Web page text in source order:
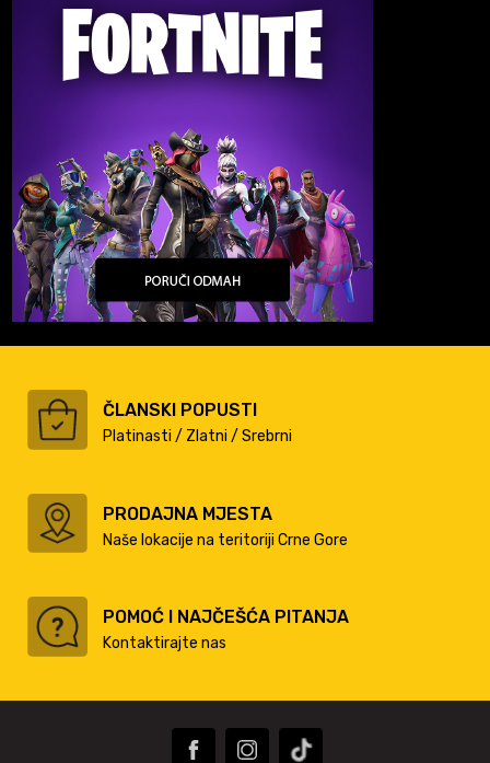
ČLANSKI POPUSTI
Platinasti / Zlatni / Srebrni
PRODAJNA MJESTA
Naše lokacije na teritoriji Crne Gore
POMOĆ I NAJČEŠĆA PITANJA
Kontaktirajte nas